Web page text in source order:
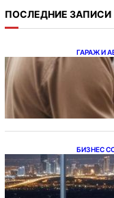
ПОСЛЕДНИЕ ЗАПИСИ
ГАРАЖ И
БИЗНЕС
LED-